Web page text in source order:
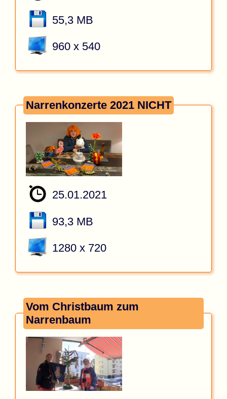
55,3 MB
960 x 540
Narrenkonzerte 2021 NICHT
25.01.2021
93,3 MB
1280 x 720
Vom Christbaum zum
Narrenbaum